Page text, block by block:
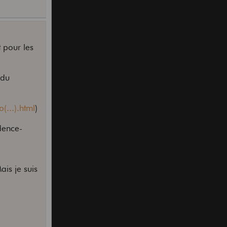
pour les
)
je suis